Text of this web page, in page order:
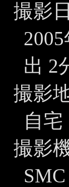
撮影
出 2
撮影
自宅
撮影